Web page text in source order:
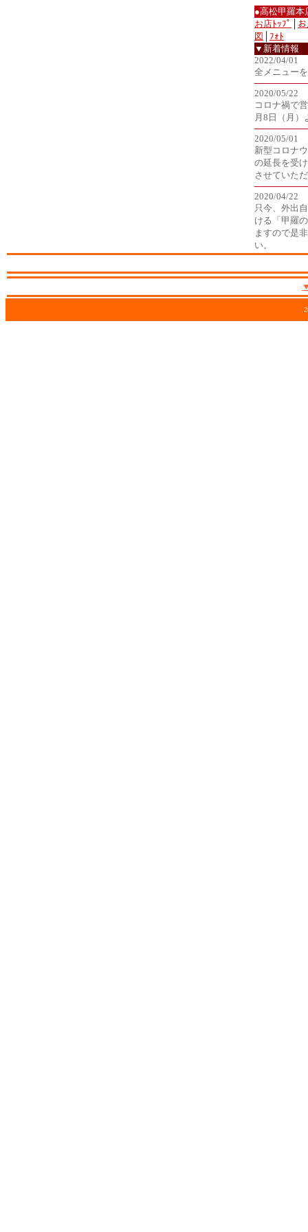
●高松甲羅本
お店ﾄｯﾌﾟ
図
ﾌｫﾄ
▼新着情報
2022/04/01
全メニュー
2020/05/22
コロナ禍で
月8日（月）
2020/05/01
新型コロナ
の延長を受
させていた
2020/04/22
只今、外出
ける「甲羅
ますので是
い。